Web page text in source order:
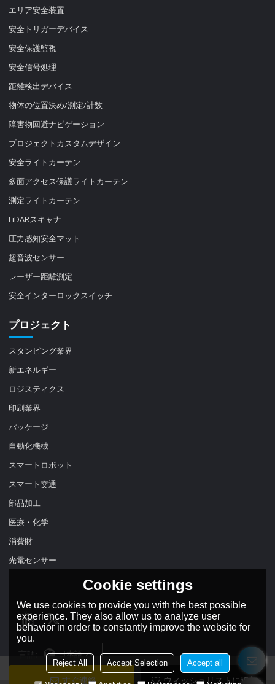
すぐ連絡 ウィッシュリストに追加
エリア安全装置
安全トリガーデバイス
安全保護監視
安全信号処理
距離検出デバイス
物体の位置決め/測定/計数
障害物回避ナビゲーション
プロジェクトカスタムデザイン
安全ライトカーテン
多面アクセス保護ライトカーテン
測定ライトカーテン
LiDARスキャナ
圧力感知安全マット
超音波センサー
レーザー距離測定
安全インターロックスイッチ
プロジェクト
スタンピング業界
新エネルギー
ロジスティクス
印刷業界
パッケージ
自動化機械
スマートロボット
スマート交通
部品加工
医療・化学
消費財
光電センサー
言語: 日本語
Cookie settings
We use cookies to provide you with the best possible
experience. They also allow us to analyze user
behavior in order to constantly improve the website for
you.
Reject All Accept Selection Accept all